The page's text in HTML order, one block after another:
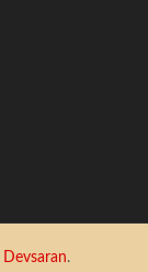
Devsaran.